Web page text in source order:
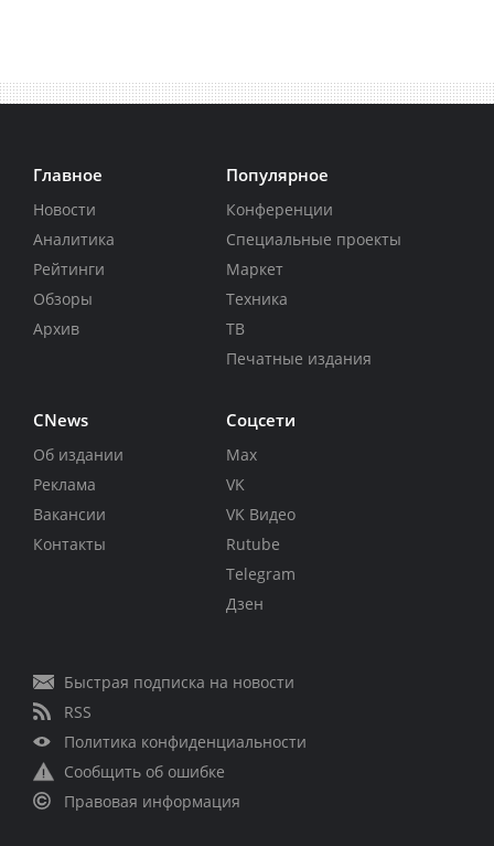
Главное
Новости
Аналитика
Рейтинги
Обзоры
Архив
Популярное
Конференции
Специальные проекты
Маркет
Техника
ТВ
Печатные издания
CNews
Об издании
Реклама
Вакансии
Контакты
Соцсети
Max
VK
VK Видео
Rutube
Telegram
Дзен
Быстрая подписка на новости
RSS
Политика конфиденциальности
Сообщить об ошибке
Правовая информация